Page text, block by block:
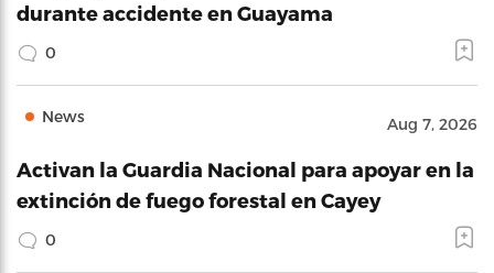
durante accidente en Guayama
0
News Aug 7, 2026
Activan la Guardia Nacional para apoyar en la
extinción de fuego forestal en Cayey
0